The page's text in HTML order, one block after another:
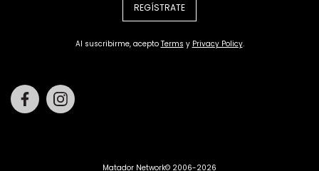
REGÍSTRATE
Al suscribirme, acepto Terms y Privacy Policy.
Facebook
Matador Network© 2006-2026